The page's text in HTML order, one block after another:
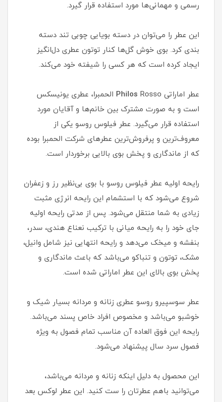
رسمی و مهمانی‌ها مورد استفاده قرار گیرد.
این عطر را می‌توان در دسته بویایی چوبی تند دسته
بندی کرد. بوی خوش گل‌ها کنار توتون عطری دل‌انگیز
ایجاد کرده است که هر کسی را شیفته خود می‌کند.
عطر اماراتی Philos Rosso الحمبرا، عطری یونیسکس
است و به صورت مشترک بین خانم‌ها و آقایان مورد
استفاده قرار می‌گیرد. عطر فیلوس روسو یکی از
معروف‌ترین و پرفروش‌ترین عطرهای شرکت الحمبرا بوده
که از ماندگاری و پخش بوی بالایی برخوردار است.
رایحه اولیه عطر فیلوس روسو با بوی بی‌نظیر رز و زعفران
شروع می‌شود که با استشمام این رایحه انرژی مثبت
زیادی به شما منتقل می‌شود. پس از مدتی رایحه اولیه
جای خود را به رایحه میانی با ترکیب نعناع هندی، سدر،
بنفشه و میخک می‌دهد و رایحه انتهایی نیز شامل وانیل،
مشک، توتون و تنباکو می‌باشد که باعث ماندگاری و
پخش بوی بالای این عطر اماراتی شده است.
عطر سوسپیرو روسو عطری زنانه و مردانه بسیار شیک و
خوشبو می‌باشد و مخصوص افراد خاص پسند می‌باشد.
رایحه این فوق العاده آن مناسب تمام فصول به ویژه
فصول سرد سال پیشنهاد می‌شود.
این محصول به دلیل اینکه زنانه و مردانه می‌باشد،
می‌توانید باهم عطرتان را ست کنید. این عطر لوکس بعد